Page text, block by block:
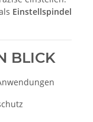
Einstellspindel
BLICK